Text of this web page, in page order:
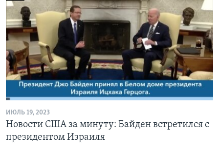
ИЮЛЬ 19, 2023
Новости США за минуту: Байден встретился с
президентом Израиля